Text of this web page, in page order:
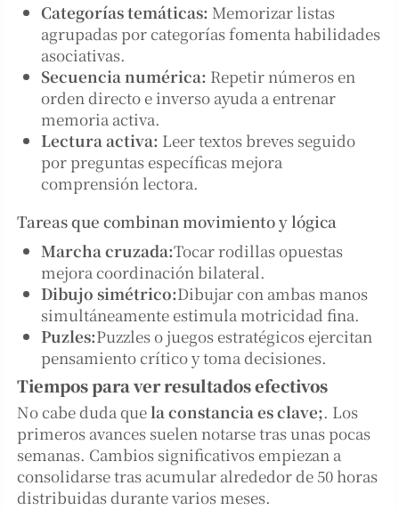
Categorías temáticas: Memorizar listas
agrupadas por categorías fomenta habilidades
asociativas.
Secuencia numérica: Repetir números en
orden directo e inverso ayuda a entrenar
memoria activa.
Lectura activa: Leer textos breves seguido
por preguntas específicas mejora
comprensión lectora.
Tareas que combinan movimiento y lógica
Marcha cruzada:Tocar rodillas opuestas
mejora coordinación bilateral.
Dibujo simétrico:Dibujar con ambas manos
simultáneamente estimula motricidad fina.
Puzles:Puzzles o juegos estratégicos ejercitan
pensamiento crítico y toma decisiones.
Tiempos para ver resultados efectivos
No cabe duda quela constancia es clave;. Los
primeros avances suelen notarse tras unas pocas
semanas. Cambios significativos empiezan a
consolidarse tras acumular alrededor de 50 horas
distribuidas durante varios meses.